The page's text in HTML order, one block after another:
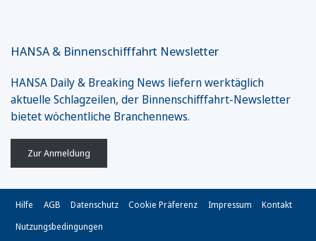
HANSA & Binnenschifffahrt Newsletter
HANSA Daily & Breaking News liefern werktäglich
aktuelle Schlagzeilen, der Binnenschifffahrt-Newsletter
bietet wöchentliche Branchennews.
Zur Anmeldung
Hilfe AGB Datenschutz Cookie Präferenz Impressum
Kontakt
Nutzungsbedingungen